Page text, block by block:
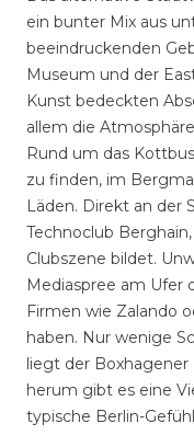
ein bunter Mix aus
beeindruckenden
Museum und der
Kunst bedeckten
allem die
Rund um das
zu finden, im
Läden. Direkt an der
Technoclub
Clubszene bildet.
Mediaspree am Ufer
Firmen wie Zalando
haben. Nur wenige
liegt der
herum gibt es eine
typische Berlin-